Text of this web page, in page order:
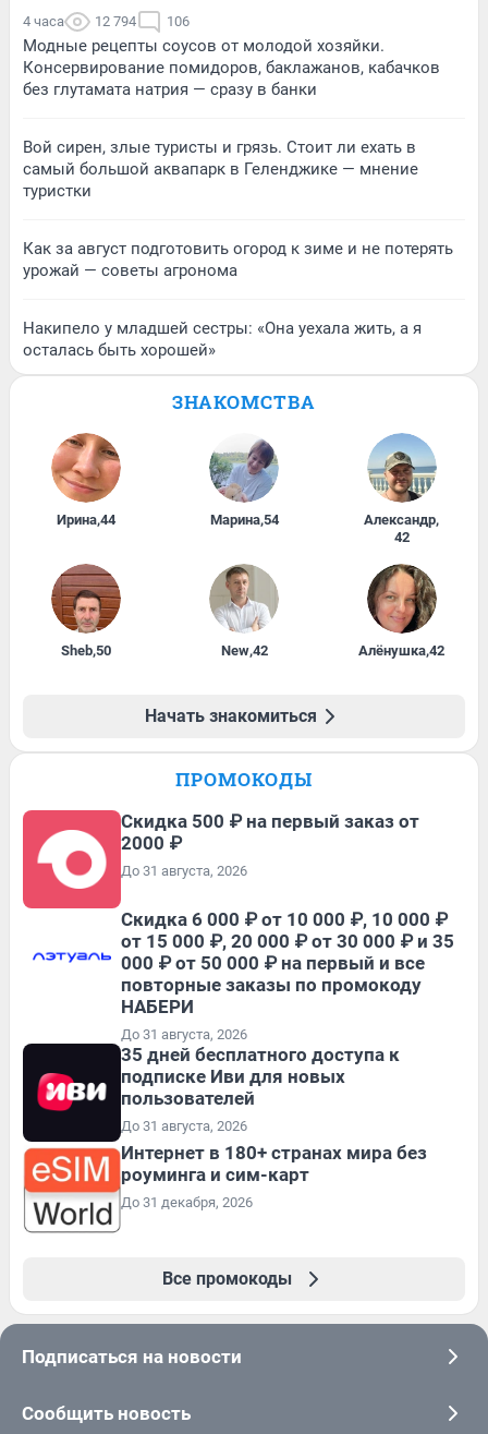
4 часа 12 794 106
Модные рецепты соусов от молодой хозяйки.
Консервирование помидоров, баклажанов, кабачков
без глутамата натрия — сразу в банки
Вой сирен, злые туристы и грязь. Стоит ли ехать в
самый большой аквапарк в Геленджике — мнение
туристки
Как за август подготовить огород к зиме и не потерять
урожай — советы агронома
Накипело у младшей сестры: «Она уехала жить, а я
осталась быть хорошей»
ЗНАКОМСТВА
Ирина,44 Марина,54 Александр,
42
Sheb,50 New,42 Алёнушка,42
Начать знакомиться
ПРОМОКОДЫ
Скидка 500 ₽ на первый заказ от
2000 ₽
До 31 августа, 2026
Скидка 6 000 ₽ от 10 000 ₽, 10 000 ₽
от 15 000 ₽, 20 000 ₽ от 30 000 ₽ и 35
000 ₽ от 50 000 ₽ на первый и все
повторные заказы по промокоду
НАБЕРИ
До 31 августа, 2026
35 дней бесплатного доступа к
подписке Иви для новых
пользователей
До 31 августа, 2026
Интернет в 180+ странах мира без
роуминга и сим-карт
До 31 декабря, 2026
Все промокоды
Подписаться на новости
Сообщить новость